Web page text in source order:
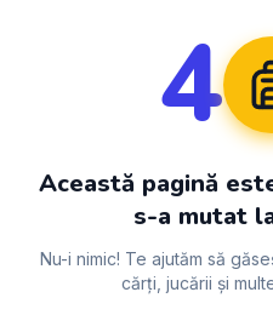
4
Această pagină
s-a mutat
Nu-i nimic! Te ajutăm să
cărți, jucării și